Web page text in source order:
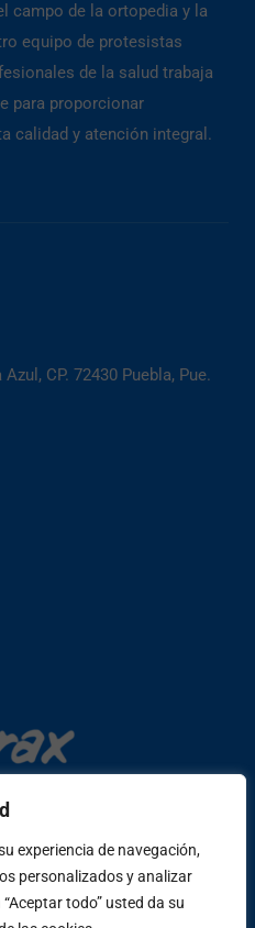
experiencia de navegación,
personalizados y analizar
todo” usted da su
campo de la ortopedia y la
equipo de protesistas
de la salud trabaja
para proporcionar
calidad y atención integral.
confeccionada en Sastrería
CP. 72430 Puebla, Pue.